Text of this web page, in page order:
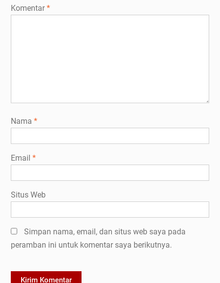
Komentar*
Nama *
Email *
Situs Web
Simpan nama, email, dan situs web saya pada
peramban ini untuk komentar saya berikutnya.